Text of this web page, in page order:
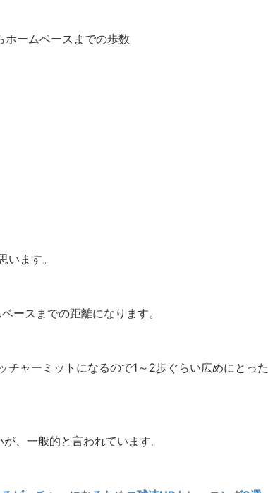
ームベースまでの歩数
ます。
ースまでの距離になります。
チャーミットになるので1～2歩ぐらい広めにとった
、一般的と言われています。